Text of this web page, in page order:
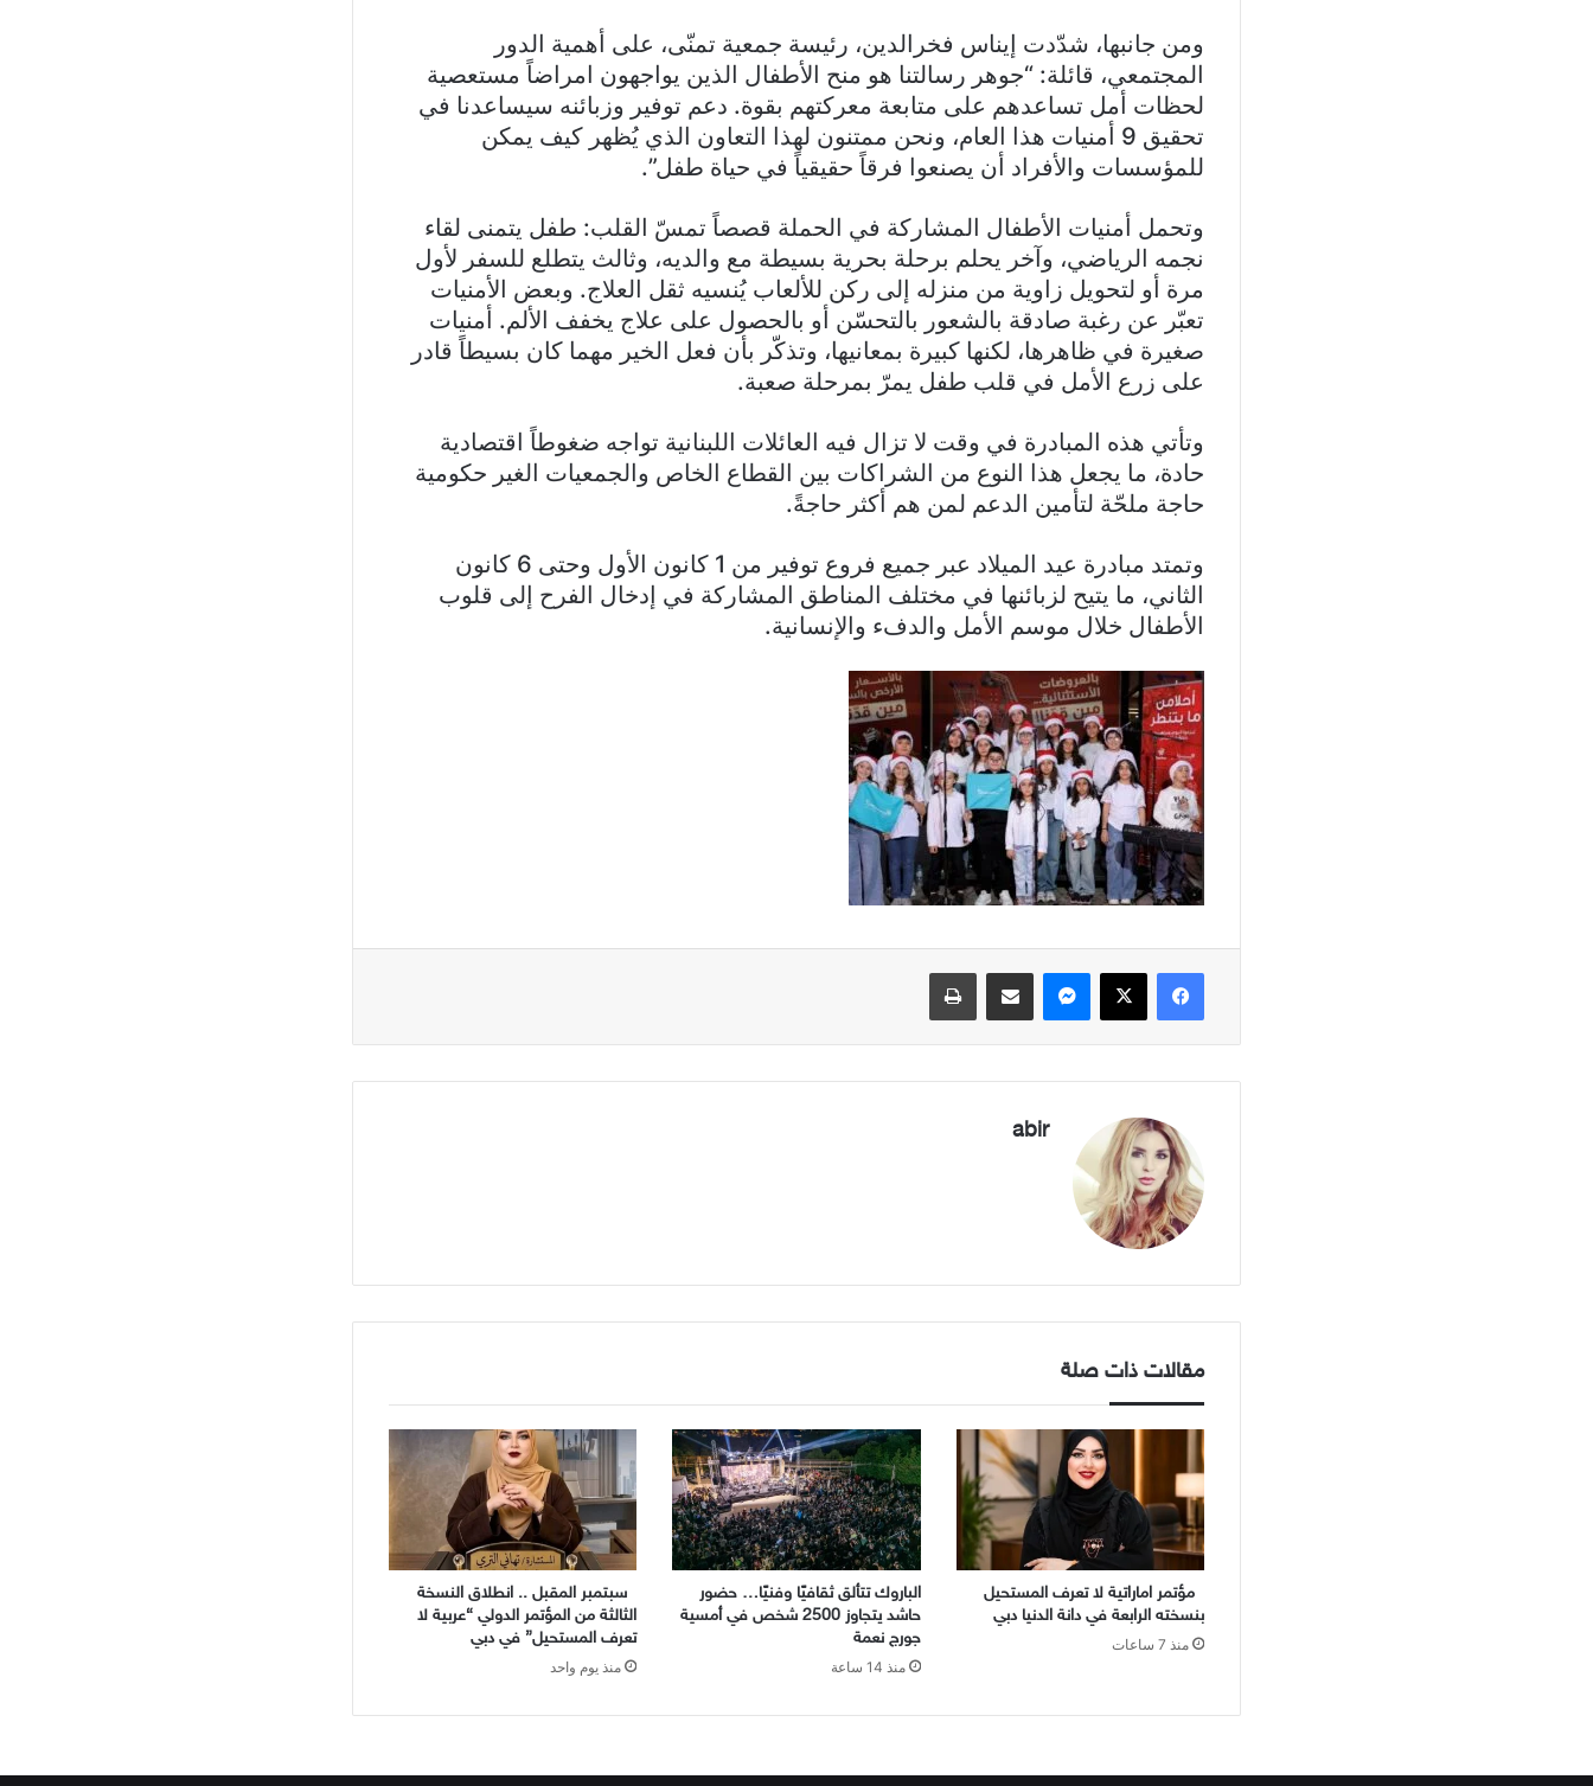
ومن جانبها، شدّدت إيناس فخرالدين، رئيسة جمعية تمنّى، على أهمية الدور
المجتمعي، قائلة: “جوهر رسالتنا هو منح الأطفال الذين يواجهون امراضاً مستعصية
لحظات أمل تساعدهم على متابعة معركتهم بقوة. دعم توفير وزبائنه سيساعدنا في
تحقيق 9 أمنيات هذا العام، ونحن ممتنون لهذا التعاون الذي يُظهر كيف يمكن
للمؤسسات والأفراد أن يصنعوا فرقاً حقيقياً في حياة طفل”.
وتحمل أمنيات الأطفال المشاركة في الحملة قصصاً تمسّ القلب: طفل يتمنى لقاء
نجمه الرياضي، وآخر يحلم برحلة بحرية بسيطة مع والديه، وثالث يتطلع للسفر لأول
مرة أو لتحويل زاوية من منزله إلى ركن للألعاب يُنسيه ثقل العلاج. وبعض الأمنيات
تعبّر عن رغبة صادقة بالشعور بالتحسّن أو بالحصول على علاج يخفف الألم. أمنيات
صغيرة في ظاهرها، لكنها كبيرة بمعانيها، وتذكّر بأن فعل الخير مهما كان بسيطاً قادر
على زرع الأمل في قلب طفل يمرّ بمرحلة صعبة.
وتأتي هذه المبادرة في وقت لا تزال فيه العائلات اللبنانية تواجه ضغوطاً اقتصادية
حادة، ما يجعل هذا النوع من الشراكات بين القطاع الخاص والجمعيات الغير حكومية
حاجة ملحّة لتأمين الدعم لمن هم أكثر حاجةً.
وتمتد مبادرة عيد الميلاد عبر جميع فروع توفير من 1 كانون الأول وحتى 6 كانون
الثاني، ما يتيح لزبائنها في مختلف المناطق المشاركة في إدخال الفرح إلى قلوب
الأطفال خلال موسم الأمل والدفء والإنسانية.
فيسبوك X ماسنجر مشاركة عبر البريد طباعة
abir
مقالات ذات صلة
مؤتمر اماراتية لا تعرف المستحيل
بنسخته الرابعة في دانة الدنيا دبي
منذ 7 ساعات
الباروك تتألق ثقافيًا وفنيًا… حضور
حاشد يتجاوز 2500 شخص في أمسية
جورج نعمة
منذ 14 ساعة
سبتمبر المقبل .. انطلاق النسخة
الثالثة من المؤتمر الدولي “عربية لا
تعرف المستحيل” في دبي
منذ يوم واحد